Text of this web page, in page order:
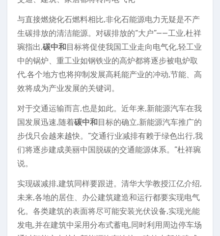
与直接燃烧化石燃料相比,非化石能源电力无疑是不产
生碳排放的清洁能源。对碳排放的“大户”——工业,杜祥
琬指出,碳中和目标将促使我国工业走向电气化,轻工业
中的锅炉、重工业如钢铁业的高炉都将逐步被电炉取
代,各个地方也将抑制发展高耗能产业的冲动,节能、高
效将成为产业发展的关键词。
对于交通运输而言,也是如此。近年来,新能源汽车在我
国发展迅速,随着碳中和目标的确立,新能源汽车推广的
步伐只会越来越快。“交通行业减排有赖于绿色出行,我
们将逐步建成美丽中国脱碳的交通能源体系。”杜祥琬
说。
实现碳减排,建筑同样要跟进。清华大学教授江亿介绍,
未来,各地的居住、办公建筑建造和运行都要实现电气
化。各类建筑的表面将尽可能安装光伏设备,实现光能
发电,并在建筑中采用分布式蓄电,同时利用周边停车场